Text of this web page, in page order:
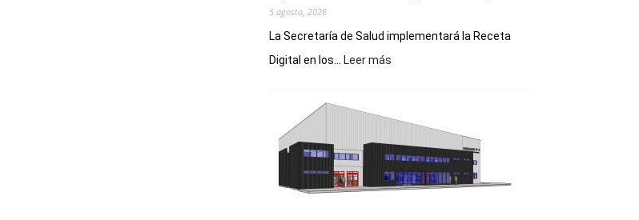
5 agosto, 2026
La Secretaría de Salud implementará la Receta
Digital en los...
Leer más
Digital
en
los
hospitales